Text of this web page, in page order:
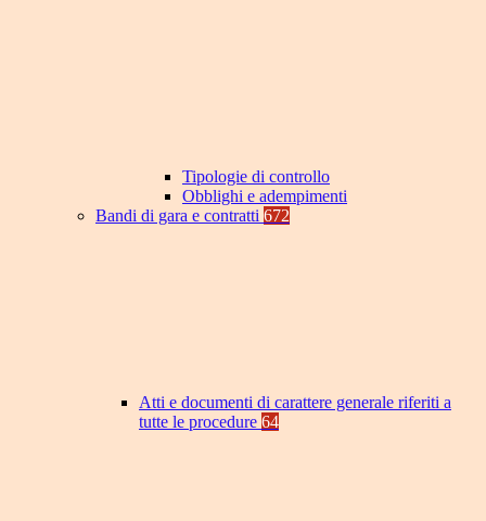
Tipologie di controllo
Obblighi e adempimenti
Bandi di gara e contratti 672
Atti e documenti di carattere generale riferiti a
tutte le procedure 64